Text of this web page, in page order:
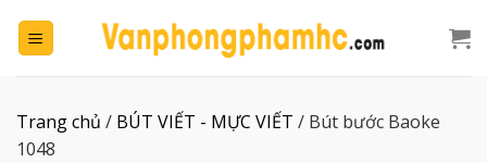
đến
Trang chủ / BÚT VIẾT - MỰC VIẾT / Bút bước Baoke
1048